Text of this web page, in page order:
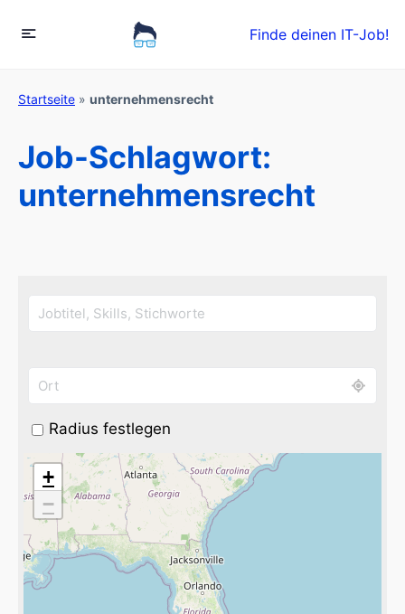
Finde deinen IT-Job!
Startseite » unternehmensrecht
Job-Schlagwort:
unternehmensrecht
+
−
Radius festlegen